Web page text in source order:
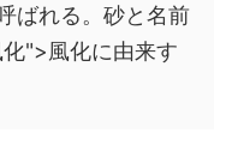
ばれる。砂と名前
">風化に由来す